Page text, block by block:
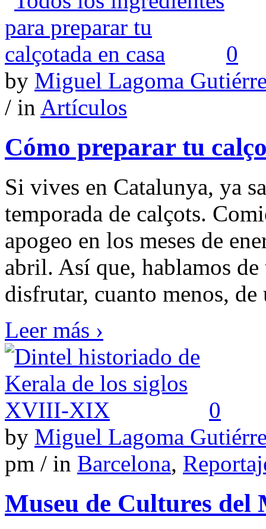
0
by Miguel Lagoma
/ in Artículos
Cómo preparar tu
Si vives en Catalunya, ya
temporada de calçots.
apogeo en los meses de
abril. Así que, hablamos
disfrutar, cuanto menos, de
Leer más ›
0
by Miguel Lagoma
pm / in Barcelona,
Museu de Cultures del